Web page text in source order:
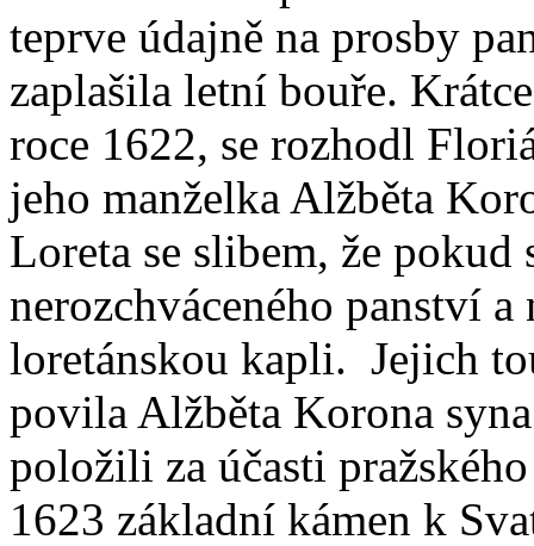
teprve údajně na prosby
zaplašila letní bouře.
roce 1622, se rozhodl
jeho manželka Alžběta
Loreta se slibem, že pokud
nerozchváceného panství
loretánskou kapli. Jejich
povila Alžběta Korona
položili za účasti
1623 základní kámen k